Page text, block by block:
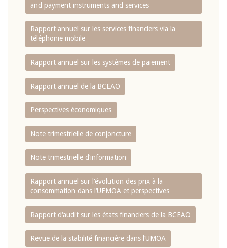
and payment instruments and services
Rapport annuel sur les services financiers via la
téléphonie mobile
Rapport annuel sur les systèmes de paiement
Rapport annuel de la BCEAO
Perspectives économiques
Note trimestrielle de conjoncture
Note trimestrielle d‘information
Rapport annuel sur l‘évolution des prix à la
consommation dans l‘UEMOA et perspectives
Rapport d‘audit sur les états financiers de la BCEAO
Revue de la stabilité financière dans l‘UMOA